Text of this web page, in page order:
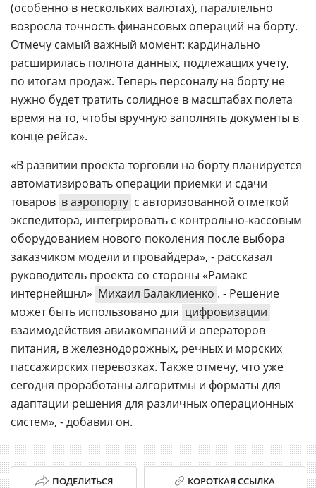
(особенно в нескольких валютах), параллельно
возросла точность финансовых операций на борту.
Отмечу самый важный момент: кардинально
расширилась полнота данных, подлежащих учету,
по итогам продаж. Теперь персоналу на борту не
нужно будет тратить солидное в масштабах полета
время на то, чтобы вручную заполнять документы в
конце рейса».
«В развитии проекта торговли на борту планируется
автоматизировать операции приемки и сдачи
товаров в аэропорту с авторизованной отметкой
экспедитора, интегрировать с контрольно-кассовым
оборудованием нового поколения после выбора
заказчиком модели и провайдера», - рассказал
руководитель проекта со стороны «Рамакс
интернейшнл» Михаил Балаклиенко . - Решение
может быть использовано для цифровизации
взаимодействия авиакомпаний и операторов
питания, в железнодорожных, речных и морских
пассажирских перевозках. Также отмечу, что уже
сегодня проработаны алгоритмы и форматы для
адаптации решения для различных операционных
систем», - добавил он.
ПОДЕЛИТЬСЯ КОРОТКАЯ ССЫЛКА